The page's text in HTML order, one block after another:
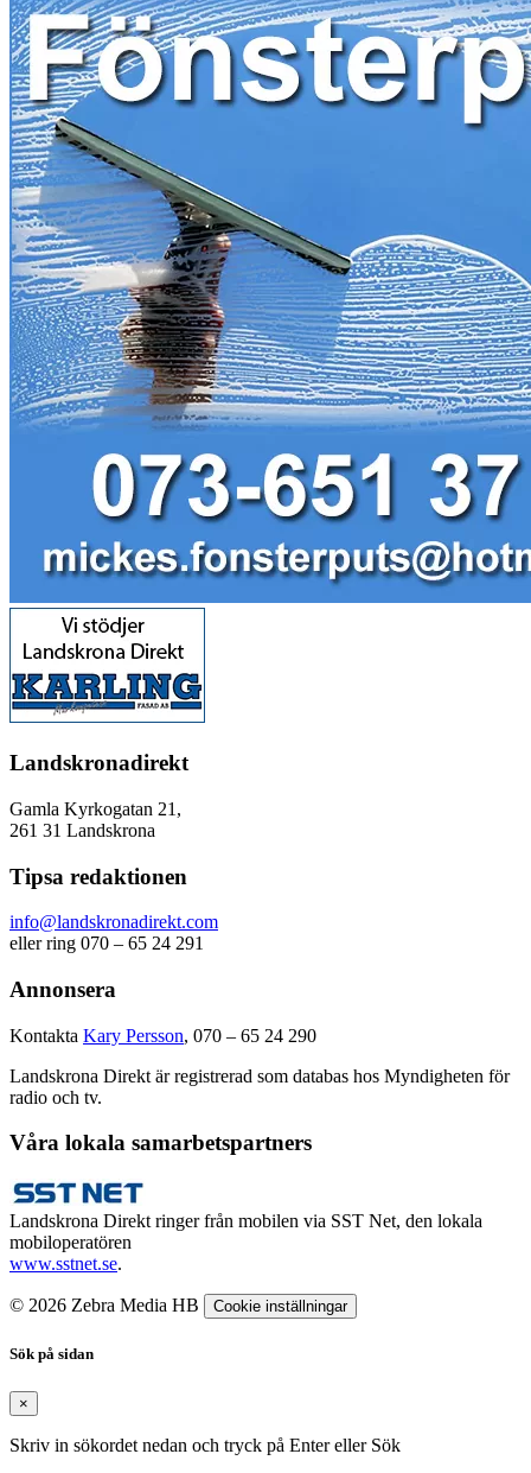
Landskronadirekt
Gamla Kyrkogatan 21,
261 31 Landskrona
Tipsa redaktionen
info@landskronadirekt.com
eller ring 070 – 65 24 291
Annonsera
Kontakta Kary Persson, 070 – 65 24 290
Landskrona Direkt är registrerad som databas hos Myndigheten för
radio och tv.
Våra lokala samarbetspartners
Landskrona Direkt ringer från mobilen via SST Net, den lokala
mobiloperatören
www.sstnet.se.
© 2026 Zebra Media HB Cookie inställningar
Sök på sidan
×
Skriv in sökordet nedan och tryck på Enter eller Sök